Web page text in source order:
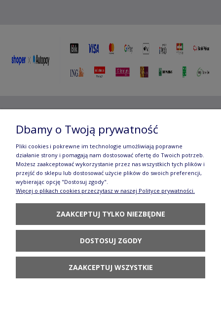
Jerozolimskie 49, 00-696 Warszawa | e-mail:
manufaktura.com|
Wszelkie prawa zastrzeżone. Fotografie oraz opisy zamieszczone
rozpowszechnianie bez zgody autora zabronione.
Te treści objęte są prawem autorskim, a korzystanie z nich może
być negatywne w skutkach. Jeżeli chcesz uzyskać zgodę, napisz do
nas.
Dbamy o Twoją prywatność
Pliki cookies i pokrewne im technologie umożliwiają poprawne
działanie strony i pomagają nam dostosować ofertę do Twoich potrzeb.
Możesz zaakceptować wykorzystanie przez nas wszystkich tych plików i
przejść do sklepu lub dostosować użycie plików do swoich preferencji,
wybierając opcję "Dostosuj zgody".
Więcej o plikach cookies przeczytasz w naszej Polityce prywatności.
ZAAKCEPTUJ TYLKO NIEZBĘDNE
DOSTOSUJ ZGODY
ZAAKCEPTUJ WSZYSTKIE